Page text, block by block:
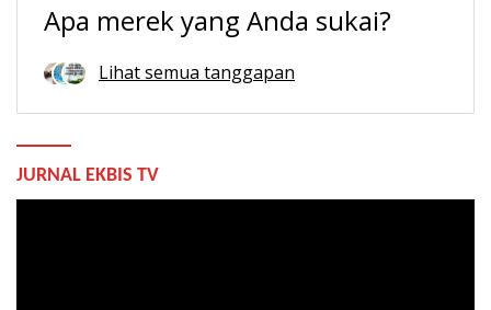
Apa merek yang Anda sukai?
Lihat semua tanggapan
JURNAL EKBIS TV